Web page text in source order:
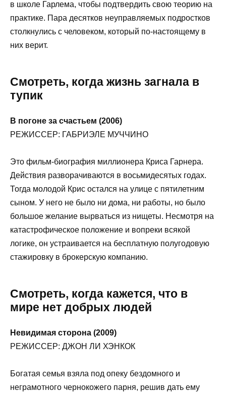
в школе Гарлема, чтобы подтвердить свою теорию на
практике. Пара десятков неуправляемых подростков
столкнулись с человеком, который по-настоящему в
них верит.
Смотреть, когда жизнь загнала в
тупик
В погоне за счастьем (2006)
РЕЖИССЕР: ГАБРИЭЛЕ МУЧЧИНО
Это фильм-биография миллионера Криса Гарнера.
Действия разворачиваются в восьмидесятых годах.
Тогда молодой Крис остался на улице с пятилетним
сыном. У него не было ни дома, ни работы, но было
большое желание вырваться из нищеты. Несмотря на
катастрофическое положение и вопреки всякой
логике, он устраивается на бесплатную полугодовую
стажировку в брокерскую компанию.
Смотреть, когда кажется, что в
мире нет добрых людей
Невидимая сторона (2009)
РЕЖИССЕР: ДЖОН ЛИ ХЭНКОК
Богатая семья взяла под опеку бездомного и
неграмотного чернокожего парня, решив дать ему